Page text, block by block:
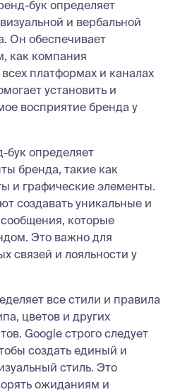
бук определяет
и вербальной
Он обеспечивает
как компания
платформах и каналах
установить и
восприятие бренда у
бук определяет
бренда, такие как
и графические элементы.
создавать уникальные и
которые
Это важно для
связей и лояльности у
все стили и правила
цветов и других
Google строго следует
создать единый и
стиль. Это
ожиданиям и